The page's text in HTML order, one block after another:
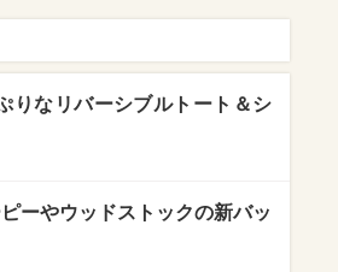
りなリバーシブルトート＆シ
ーやウッドストックの新バッ